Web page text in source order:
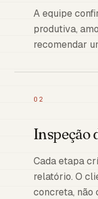
A equipe
produtiva,
recomendar
02
Inspeção
Cada etapa
relatório. O
concreta, não